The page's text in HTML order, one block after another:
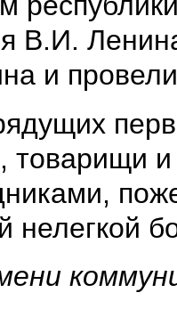
В.И.
и
товарищи
нелегкой